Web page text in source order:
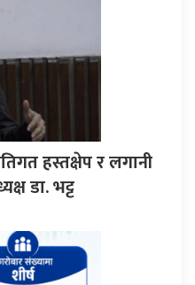
हस्तक्षेप र लगानी
डा. भट्ट